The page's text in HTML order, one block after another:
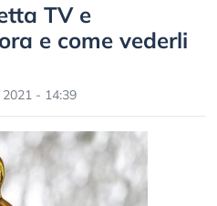
TV e
e come vederli
- 14:39